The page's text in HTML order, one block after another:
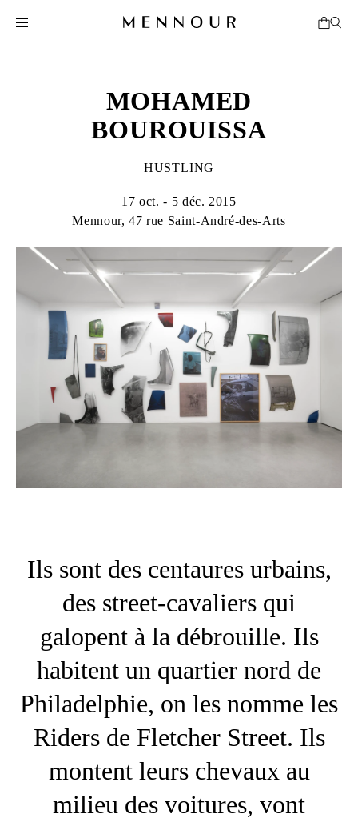
MOHAMED
BOUROUISSA
HUSTLING
17 oct. - 5 déc. 2015
Mennour, 47 rue Saint-André-des-Arts
Ils sont des centaures urbains,
des street-cavaliers qui
galopent à la débrouille. Ils
habitent un quartier nord de
Philadelphie, on les nomme les
Riders de Fletcher Street. Ils
montent leurs chevaux au
milieu des voitures, vont